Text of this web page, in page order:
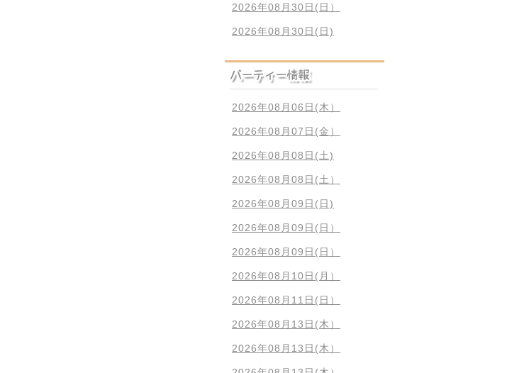
2026年08月30日(日）
2026年08月30日(日)
2026年08月06日(木）
2026年08月07日(金）
2026年08月08日(土)
2026年08月08日(土）
2026年08月09日(日)
2026年08月09日(日）
2026年08月09日(日）
2026年08月10日(月）
2026年08月11日(日）
2026年08月13日(木）
2026年08月13日(木）